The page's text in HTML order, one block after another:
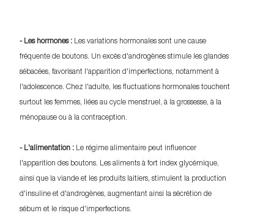
- Les hormones : Les variations hormonales sont une cause
fréquente de boutons. Un excès d'androgènes stimule les glandes
sébacées, favorisant l'apparition d'imperfections, notamment à
l'adolescence. Chez l'adulte, les fluctuations hormonales touchent
surtout les femmes, liées au cycle menstruel, à la grossesse, à la
ménopause ou à la contraception.
- L'alimentation : Le régime alimentaire peut influencer
l'apparition des boutons. Les aliments à fort index glycémique,
ainsi que la viande et les produits laitiers, stimulent la production
d'insuline et d'androgènes, augmentant ainsi la sécrétion de
sébum et le risque d'imperfections.